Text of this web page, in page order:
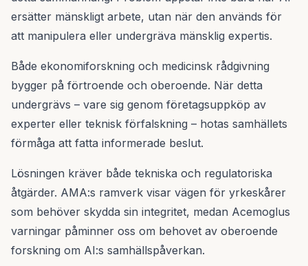
ersätter mänskligt arbete, utan när den används för
att manipulera eller undergräva mänsklig expertis.
Både ekonomiforskning och medicinsk rådgivning
bygger på förtroende och oberoende. När detta
undergrävs – vare sig genom företagsuppköp av
experter eller teknisk förfalskning – hotas samhällets
förmåga att fatta informerade beslut.
Lösningen kräver både tekniska och regulatoriska
åtgärder. AMA:s ramverk visar vägen för yrkeskårer
som behöver skydda sin integritet, medan Acemoglus
varningar påminner oss om behovet av oberoende
forskning om AI:s samhällspåverkan.